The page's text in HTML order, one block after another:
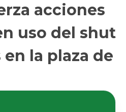
acciones
uso del shut
la plaza de